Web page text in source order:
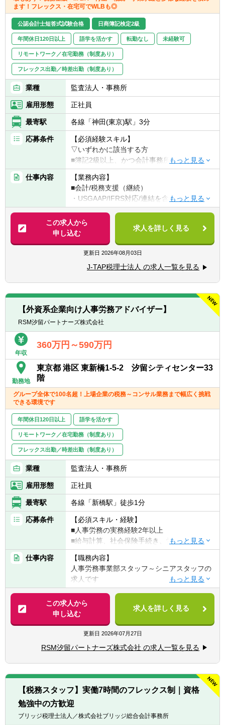
ます！フレックス・在宅可でWLBも◎
公認会計士短答式試験合格 日商簿記検定2級
年間休日120日以上 語学を活かす 転勤なし 未経験可
リモートワーク／在宅勤務（制度あり）
フレックス出勤／時差出勤（制度あり）
業種 監査法人・事務所
雇用形態 正社員
最寄駅 各線「神田(東京)駅」3分
応募条件
【必須経験スキル】
▽いずれかに該当する方
■簿記2級以上、かつ会計事務所or経理実務経
験2年以上（法人税申告書作成経験必須）
■税理士試験の簿財2科目合格者以上（+法人
or消費or相続1科目合格者歓迎）or 公認会計
士or 公認会計士試験短答合格者（実務経験な
しでも歓迎）
【求める人材】
■ 謙虚さと素直さがある方（コミュニケーシ
ョンと協力）
■コミュニケーション能力が高く人と信頼関
■悪いことも含めあらゆる事象を自己成長機
会だと捉えることができる（主体性）
■成長意欲が高い（プロフェッショナリズ
仕事内容
【業務内容】
■会計/税務支援（継続）
・USGAAP/IFRS対応/連結を含む決算業務
・各種任意/法定監査
・税務顧問（税務相談）
・法人税/消費税/償却資産税の申告代行
・入出金、記帳、給与計算等事務代行
・資産税（相続対策）コンサルティング
■税務支援（スポット）
・個人/相続の申告代行
・税務面の調査（税務DD）
・組織再編ストラクチャーの検討/実行支援
※経験スキルによってお任せする業務は異な
＜在宅勤務について＞
ただく前提となり、慣れてきてから最大週1
この求人から
申し込む
求人を詳しく見る
更新日 2026年08月03日
J-TAP税理士法人 の求人一覧を見る
【外資系企業向け人事労務アドバイザー】
RSM汐留パートナーズ株式会社
年収
360万円～590万円
勤務地
東京都 港区 東新橋1-5-2 汐留シティセンター33
階
グループ全体で100名超！上場企業の税務～コンサル業務まで幅広く挑戦
できる環境です
年間休日120日以上 語学を活かす
リモートワーク／在宅勤務（制度あり）
フレックス出勤／時差出勤（制度あり）
業種 監査法人・事務所
雇用形態 正社員
最寄駅 各線「新橋駅」徒歩1分
応募条件
【必須スキル・経験】
■人事労務の実務経験2年以上
■給与計算、社会保険手続き、労務相談対応
など、人事労務業務全般の実務経験
■基本的な人事労務業務を自走して遂行でき
る実務レベル
■翻訳ツール等を活用しながら、英語でのメ
ール対応および簡単な資料作成ができる程度
の英語力
■英語力を継続的に向上させる意欲
【歓迎スキル・経験】
■社会保険労務士試験合格、または同等レベ
【求める人物像】
■人事労務の専門性をさらに高めたい方
■英語や国際業務にも挑戦したい方
■クライアントの課題解決に深く関わりたい
方
仕事内容
【職務内容】
人事労務事業部スタッフ～シニアスタッフの
求人です
【具体的には】
■クライアントに対する給与計算業務
■年末調整計算補助業務
■労働保険および社会保険手続き補助業務
■人事労務に関連したコンサルティング業務
【使用ソフト】
■オフィスステーション・社労夢・MF給与・
Freee
■勤怠：KOT・ジョブカン・チームスピリッ
ト・IEYASU等
この求人から
申し込む
求人を詳しく見る
更新日 2026年07月27日
RSM汐留パートナーズ株式会社 の求人一覧を見る
【税務スタッフ】実働7時間のフレックス制｜資格
勉強中の方歓迎
ブリッジ税理士法人／株式会社ブリッジ総合会計事務所